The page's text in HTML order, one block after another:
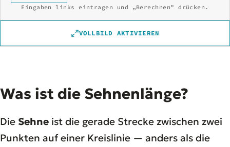
Eingaben links eintragen und „Berechnen" drücken.
VOLLBILD AKTIVIEREN
Was ist die Sehnenlänge?
Die Sehne ist die gerade Strecke zwischen zwei
Punkten auf einer Kreislinie — anders als die